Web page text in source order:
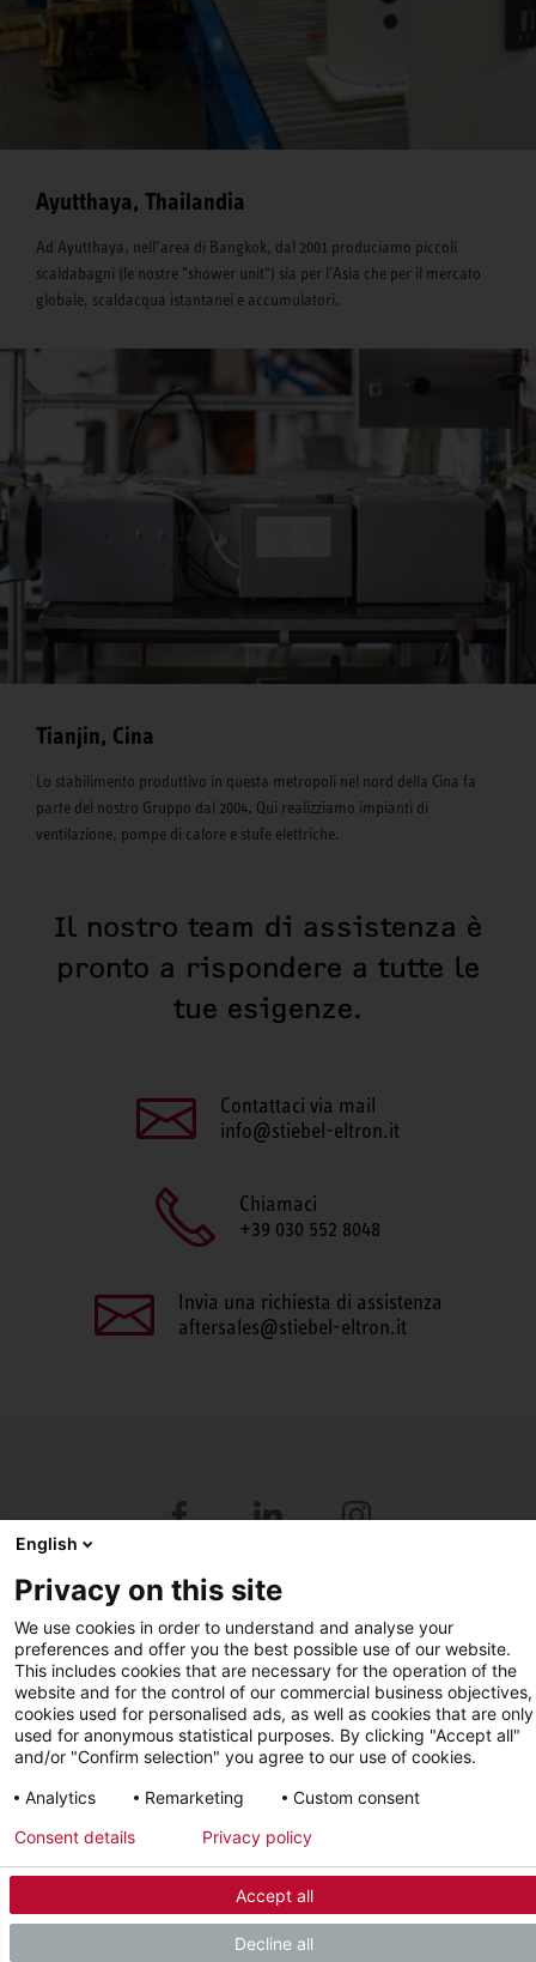
Ayutthaya, Thailandia
Ad Ayutthaya, nell’area di Bangkok, dal 2001 produciamo piccoli
scaldabagni (le nostre "shower unit") sia per l'Asia che per il mercato
globale, scaldacqua istantanei e accumulatori.
Tianjin, Cina
Lo stabilimento produttivo in questa metropoli nel nord della Cina fa
parte del nostro Gruppo dal 2004. Qui realizziamo impianti di
ventilazione, pompe di calore e stufe elettriche.
Il nostro team di assistenza è
pronto a rispondere a tutte le
tue esigenze.
Contattaci via mail
info@stiebel-eltron.it
Chiamaci
+39 030 552 8048
Invia una richiesta di assistenza
aftersales@stiebel-eltron.it
Sigla editoriale Informativa sulla privacy
Facebook LinkedIn Instagram
YouTube
© 2026 - STIEBEL ELTRON GmbH & Co. KG (DE)
English
Privacy on this site
We use cookies in order to understand and analyse your
preferences and offer you the best possible use of our website.
This includes cookies that are necessary for the operation of the
website and for the control of our commercial business objectives,
cookies used for personalised ads, as well as cookies that are only
used for anonymous statistical purposes. By clicking "Accept all"
and/or "Confirm selection" you agree to our use of cookies.
Analytics
Remarketing Custom consent
Accept all
Decline all
Consent details Privacy policy